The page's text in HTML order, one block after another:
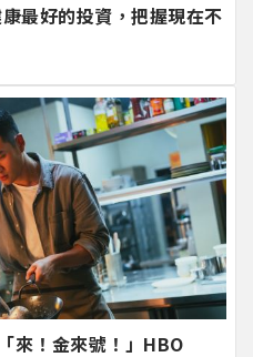
最好的投資，把握現在不
來！金來號！」HBO